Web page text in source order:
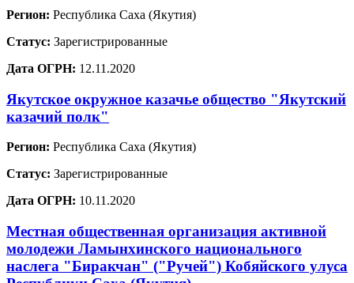
Регион: Республика Саха (Якутия)
Статус: Зарегистрированные
Дата ОГРН: 12.11.2020
Якутское окружное казачье общество "Якутский
казачий полк"
Регион: Республика Саха (Якутия)
Статус: Зарегистрированные
Дата ОГРН: 10.11.2020
Местная общественная организация активной
молодежи Ламынхинского национального
наслега "Биракчан" ("Ручей") Кобяйского улуса